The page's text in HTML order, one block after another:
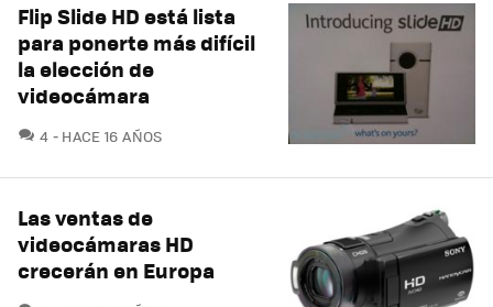
Flip Slide HD está lista
para ponerte más difícil
la elección de
videocámara
4 COMENTARIOS
HACE 16 AÑOS
Las ventas de
videocámaras HD
crecerán en Europa